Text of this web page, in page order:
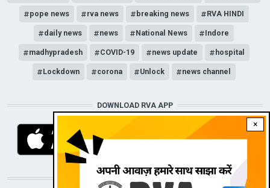
×
pope news rva news breaking news RVA HINDI
daily news news National News Indore
madhypradesh COVID-19 news update hospital
Lockdown corona Unlock news channel
DOWNLOAD RVA APP
STAY CONNECTED WITH US!